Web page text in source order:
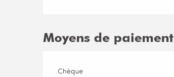
Moyens de paiement
Chèque